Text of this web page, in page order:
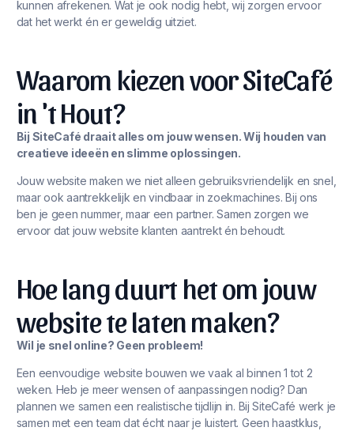
kunnen afrekenen. Wat je ook nodig hebt, wij zorgen ervoor
dat het werkt én er geweldig uitziet.
Waarom kiezen voor SiteCafé
in 't Hout?
Bij SiteCafé draait alles om jouw wensen. Wij houden van
creatieve ideeën en slimme oplossingen.
Jouw website maken we niet alleen gebruiksvriendelijk en snel,
maar ook aantrekkelijk en vindbaar in zoekmachines. Bij ons
ben je geen nummer, maar een partner. Samen zorgen we
ervoor dat jouw website klanten aantrekt én behoudt.
Hoe lang duurt het om jouw
website te laten maken?
Wil je snel online? Geen probleem!
Een eenvoudige website bouwen we vaak al binnen 1 tot 2
weken. Heb je meer wensen of aanpassingen nodig? Dan
plannen we samen een realistische tijdlijn in. Bij SiteCafé werk je
samen met een team dat écht naar je luistert. Geen haastklus,